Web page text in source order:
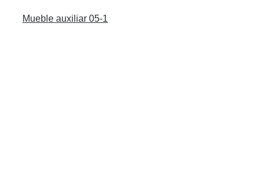
Mueble auxiliar 05-1